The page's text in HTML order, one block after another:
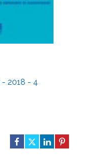
2018 - 4